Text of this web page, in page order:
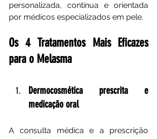
personalizada, contínua e orientada
por médicos especializados em pele.
Os 4 Tratamentos Mais Eficazes
para o Melasma
Dermocosmética prescrita e
medicação oral
A consulta médica e a prescrição